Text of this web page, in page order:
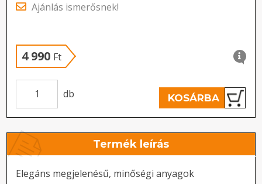
Ajánlás ismerősnek!
4 990 Ft
db KOSÁRBA
Termék leírás
Elegáns megjelenésű, minőségi anyagok